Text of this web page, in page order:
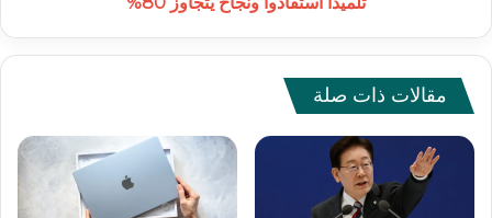
80%
مقالات ذات صلة